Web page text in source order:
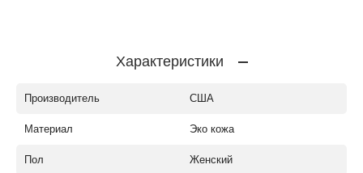
Характеристики
Производитель США
Материал Эко кожа
Пол Женский